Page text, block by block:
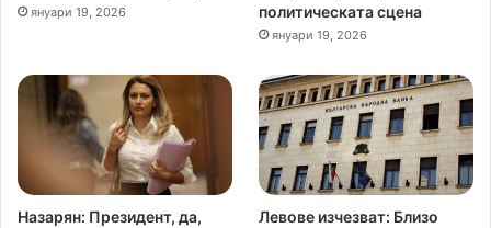
януари 19, 2026
политическата сцена
януари 19, 2026
Назарян: Президент, да,
Левове изчезват: Близо